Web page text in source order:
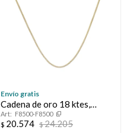
Envío gratis
Cadena de oro 18 ktes,
GRUMETTE.
F8500-F8500
$ 20.574 $24.205